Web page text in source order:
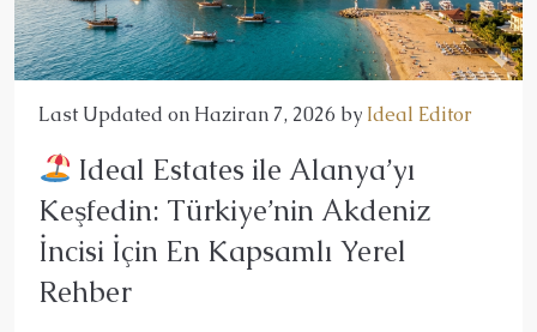
Last Updated on Haziran 7, 2026 by Ideal Editor
Ideal Estates ile Alanya’yı
Keşfedin: Türkiye’nin Akdeniz
İncisi İçin En Kapsamlı Yerel
Rehber